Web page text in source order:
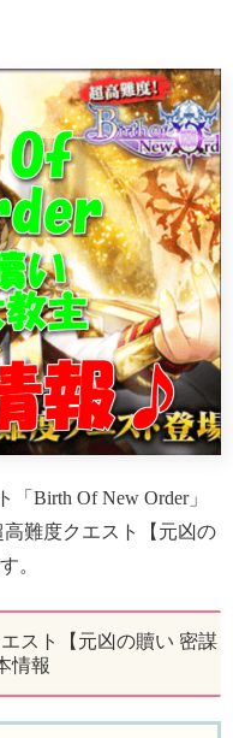
Birth Of New Order」
高難度クエスト【元凶の
。
エスト【元凶の贖い 密謀
情報